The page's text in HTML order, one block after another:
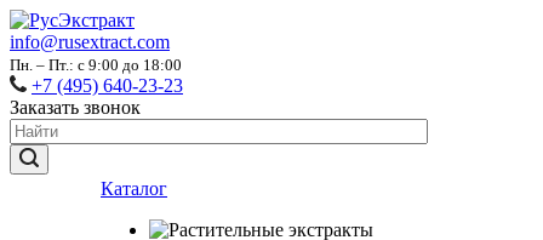
info@rusextract.com
Пн. – Пт.: с 9:00 до 18:00
+7 (495) 640-23-23
Заказать звонок
Каталог